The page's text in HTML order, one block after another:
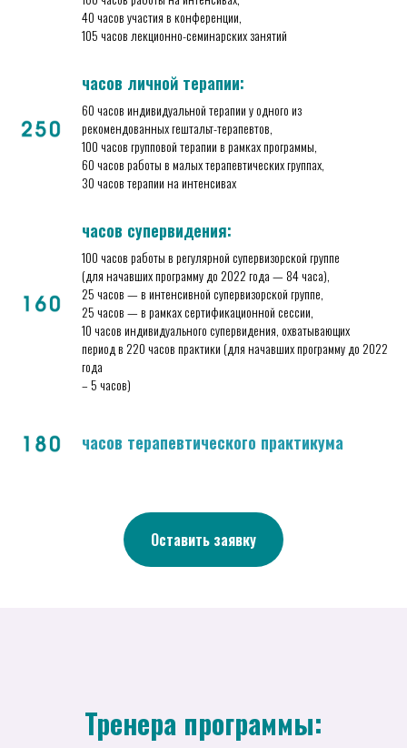
40 часов участия в конференции,
105 часов лекционно-семинарских занятий
часов личной терапии:
60 часов индивидуальной терапии у одного из
рекомендованных гештальт-терапевтов,
100 часов групповой терапии в рамках программы,
60 часов работы в малых терапевтических группах,
30 часов терапии на интенсивах
часов супервидения:
100 часов работы в регулярной супервизорской группе
(для начавших программу до 2022 года — 84 часа),
25 часов — в интенсивной супервизорской группе,
25 часов — в рамках сертификационной сессии,
10 часов индивидуального супервидения, охватывающих
период в 220 часов практики (для начавших программу до 2022
года
– 5 часов)
часов терапевтического практикума
Оставить заявку
Тренера программы: